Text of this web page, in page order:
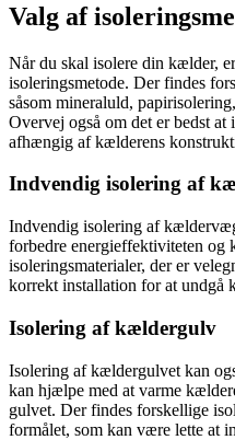
Valg af
Når du skal isolere din kælder,
isoleringsmetode. Der findes
såsom mineraluld,
Overvej også om det er bedst
afhængig af kælderens
Indvendig isolering af
Indvendig isolering af
forbedre energieffektiviteten
isoleringsmaterialer, der er
korrekt installation for at undgå
Isolering af kældergulv
Isolering af kældergulvet kan
kan hjælpe med at varme
gulvet. Der findes forskellige
formålet, som kan være lette at